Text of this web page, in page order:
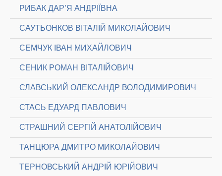
РИБАК ДАР’Я АНДРІЇВНА
САУТЬОНКОВ ВІТАЛІЙ МИКОЛАЙОВИЧ
СЕМЧУК ІВАН МИХАЙЛОВИЧ
СЕНИК РОМАН ВІТАЛІЙОВИЧ
СЛАВСЬКИЙ ОЛЕКСАНДР ВОЛОДИМИРОВИЧ
СТАСЬ ЕДУАРД ПАВЛОВИЧ
СТРАШНИЙ СЕРГІЙ АНАТОЛІЙОВИЧ
ТАНЦЮРА ДМИТРО МИКОЛАЙОВИЧ
ТЕРНОВСЬКИЙ АНДРІЙ ЮРІЙОВИЧ